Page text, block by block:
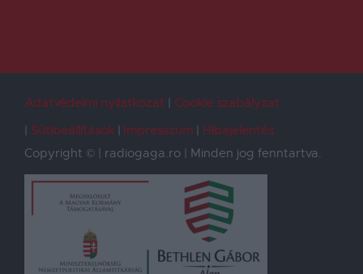
Adatvédelmi nyilatkozat
Cookie szabályzat
Sütibeállítások
Impresszum
Hibajelentés
Copyright © | radiogaga.ro | Minden jog fenntartva.